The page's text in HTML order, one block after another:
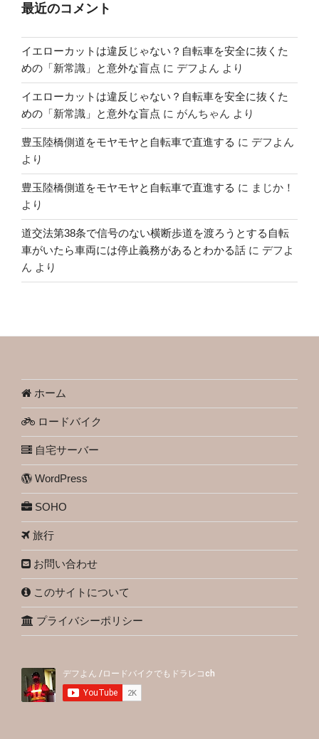
最近のコメント
イエローカットは違反じゃない？自転車を安全に抜くた
めの「新常識」と意外な盲点 に デフよん より
イエローカットは違反じゃない？自転車を安全に抜くた
めの「新常識」と意外な盲点 に がんちゃん より
豊玉陸橋側道をモヤモヤと自転車で直進する に デフよん
より
豊玉陸橋側道をモヤモヤと自転車で直進する に まじか！
より
道交法第38条で信号のない横断歩道を渡ろうとする自転
車がいたら車両には停止義務があるとわかる話 に デフよ
ん より
ホーム
ロードバイク
自宅サーバー
WordPress
SOHO
旅行
お問い合わせ
このサイトについて
プライバシーポリシー